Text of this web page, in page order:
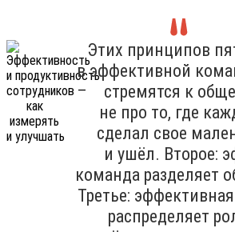
Этих принципов
в эффективной
стремятся к
не про то, где
сделал свое
и ушёл. Второе:
команда разделяет
Третье:
распределяет